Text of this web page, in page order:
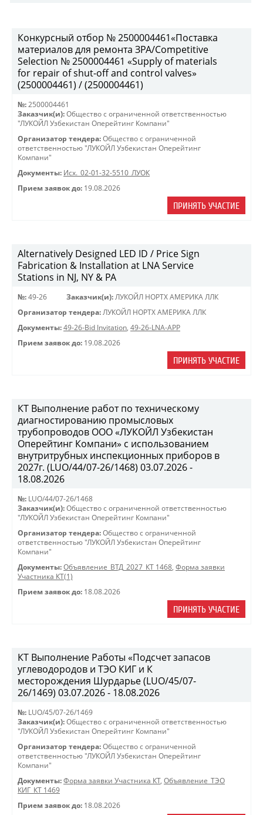
Конкурсный отбор № 2500004461«Поставка
материалов для ремонта ЗРА/Competitive
Selection № 2500004461 «Supply of materials
for repair of shut-off and control valves»
(2500004461) / (2500004461)
№: 2500004461
Заказчик(и): Общество с ограниченной ответственностью
"ЛУКОЙЛ Узбекистан Оперейтинг Компани"
Организатор тендера: Общество с ограниченной
ответственностью "ЛУКОЙЛ Узбекистан Оперейтинг
Компани"
Документы: Исх._02-01-32-5510_ЛУОК
Прием заявок до: 19.08.2026
ПРИНЯТЬ УЧАСТИЕ
Alternatively Designed LED ID / Price Sign
Fabrication & Installation at LNA Service
Stations in NJ, NY & PA
№: 49-26 Заказчик(и): ЛУКОЙЛ НОРТХ АМЕРИКА ЛЛК
Организатор тендера: ЛУКОЙЛ НОРТХ АМЕРИКА ЛЛК
Документы: 49-26-Bid Invitation, 49-26-LNA-APP
Прием заявок до: 19.08.2026
ПРИНЯТЬ УЧАСТИЕ
КТ Выполнение работ по техническому
диагностированию промысловых
трубопроводов ООО «ЛУКОЙЛ Узбекистан
Оперейтинг Компани» с использованием
внутритрубных инспекционных приборов в
2027г. (LUO/44/07-26/1468) 03.07.2026 -
18.08.2026
№: LUO/44/07-26/1468
Заказчик(и): Общество с ограниченной ответственностью
"ЛУКОЙЛ Узбекистан Оперейтинг Компани"
Организатор тендера: Общество с ограниченной
ответственностью "ЛУКОЙЛ Узбекистан Оперейтинг
Компани"
Документы: Объявление_ВТД_2027_КТ 1468, Форма заявки
Участника КТ(1)
Прием заявок до: 18.08.2026
ПРИНЯТЬ УЧАСТИЕ
КТ Выполнение Работы «Подсчет запасов
углеводородов и ТЭО КИГ и К
месторождения Шурдарье (LUO/45/07-
26/1469) 03.07.2026 - 18.08.2026
№: LUO/45/07-26/1469
Заказчик(и): Общество с ограниченной ответственностью
"ЛУКОЙЛ Узбекистан Оперейтинг Компани"
Организатор тендера: Общество с ограниченной
ответственностью "ЛУКОЙЛ Узбекистан Оперейтинг
Компани"
Документы: Форма заявки Участника КТ, Объявление_ТЭО
КИГ_КТ 1469
Прием заявок до: 18.08.2026